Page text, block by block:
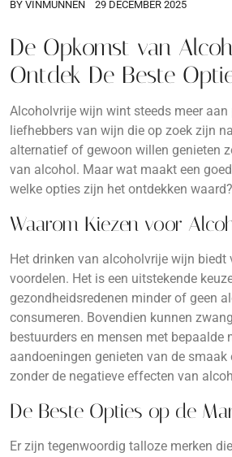
BY VINMUNNEN 29 DECEMBER 2025
De Opkomst van
Ontdek De Beste
Alcoholvrije wijn wint steeds meer
liefhebbers van wijn die op zoek zijn
alternatief of gewoon willen genieten
van alcohol. Maar wat maakt een
welke opties zijn het ontdekken waard?
Waarom Kiezen voor
Het drinken van alcoholvrije wijn biedt
voordelen. Het is een uitstekende
gezondheidsredenen minder of geen
consumeren. Bovendien kunnen
bestuurders en mensen met bepaalde
aandoeningen genieten van de
zonder de negatieve effecten van
De Beste Opties op de
Er zijn tegenwoordig talloze merken